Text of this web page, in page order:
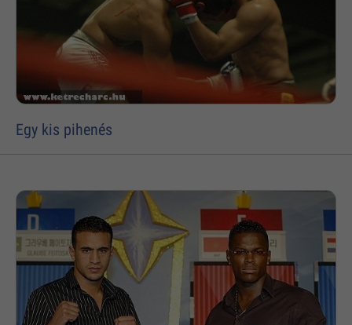
Egy kis pihenés